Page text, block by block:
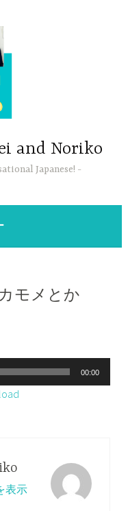
and Noriko
Japanese!
モメとか
00:00
表示